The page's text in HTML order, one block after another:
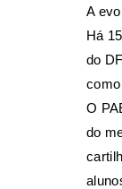
A
Há
do
O
do